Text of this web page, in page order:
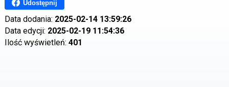
Udostępnij
Data dodania: 2025-02-14 13:59:26
Data edycji: 2025-02-19 11:54:36
Ilość wyświetleń: 401